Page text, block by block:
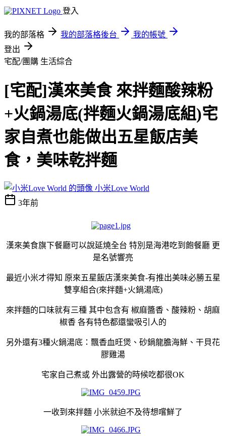
登入
我的部落格 我的部落格後台
我的帳號
登出
宅配/團購 生活綜合
[宅配]漢來美食 來拌麵酸辣粉
+火鍋湯底(拌麵火鍋湯底組)宅
家自煮也能做出五星飯店美
食，美味乾拌麵
小米Love World
3年前
漢來美食旗下餐廳可以說延燒全台 特別是海港吃到飽餐廳 更
是名號響亮
最近小米才得知 原來五星飯店漢來美食-有推出美味必勝五星
雙享組合(來拌麵+火鍋湯底)
來拌麵的口味就有三種 其中包含有 椒麻醬香、酸辣粉、胡麻
椒香 各有特色都還蠻吸引人的
另外還有3種火鍋湯底：飄香血旺煲、砂鍋龍膽海鮮、干貝花
膠雞湯
宅家自己煮或 外出露營的時候吃都很OK
一收到來拌麵 小米就迫不及待想嚐鮮了